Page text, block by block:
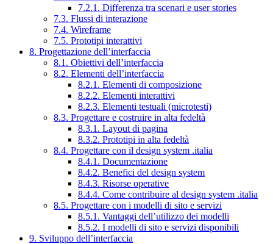
7.2.1. Differenza tra scenari e user stories
7.3. Flussi di interazione
7.4. Wireframe
7.5. Prototipi interattivi
8. Progettazione dell’interfaccia
8.1. Obiettivi dell’interfaccia
8.2. Elementi dell’interfaccia
8.2.1. Elementi di composizione
8.2.2. Elementi interattivi
8.2.3. Elementi testuali (microtesti)
8.3. Progettare e costruire in alta fedeltà
8.3.1. Layout di pagina
8.3.2. Prototipi in alta fedeltà
8.4. Progettare con il design system .italia
8.4.1. Documentazione
8.4.2. Benefici del design system
8.4.3. Risorse operative
8.4.4. Come contribuire al design system .italia
8.5. Progettare con i modelli di sito e servizi
8.5.1. Vantaggi dell’utilizzo dei modelli
8.5.2. I modelli di sito e servizi disponibili
9. Sviluppo dell’interfaccia